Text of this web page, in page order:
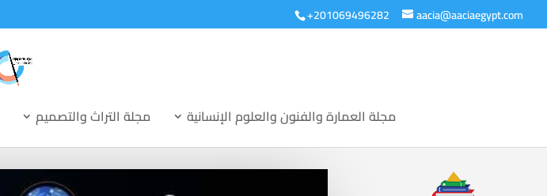
+201069496282 aacia@aaciaegypt.com
مجلة العمارة والفنون والعلوم الإنسانية مجلة التراث والتصميم